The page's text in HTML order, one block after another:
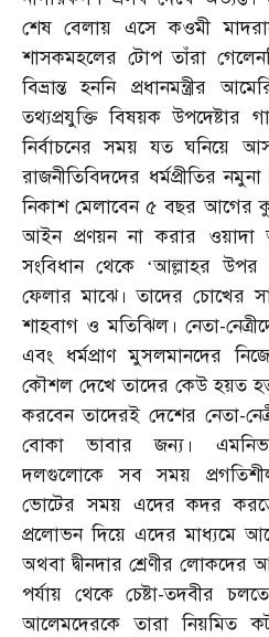
শেষ বেলায় এসে কওমী
শাসকমহলের টোপ তাঁরা
বিভ্রান্ত হননি প্রধানমন্ত্রীর
তথ্যপ্রযুক্তি বিষয়ক উপদেষ্টার
নির্বাচনের সময় যত ঘনিয়ে
রাজনীতিবিদদের ধর্মপ্রীতির
নিকাশ মেলাবেন ৫ বছর আগের
আইন প্রণয়ন না করার ওয়াদা
সংবিধান থেকে
‘আল্লাহর উপর
ফেলার মাঝে। তাদের চোখের
শাহবাগ ও মতিঝিল। নেতা-
এবং ধর্মপ্রাণ মুসলমানদের
কৌশল দেখে তাদের কেউ হয়ত
করবেন তাদেরই দেশের নেতা-
বোকা ভাবার জন্য।
দলগুলোকে সব সময়
ভোটের সময় এদের কদর করতে
প্রলোভন দিয়ে এদের মাধ্যমে
অথবা দ্বীনদার শ্রেণীর লোকদের
পর্যায় থেকে চেষ্টা-তদবীর
আলেমদেরকে তারা নিয়মিত